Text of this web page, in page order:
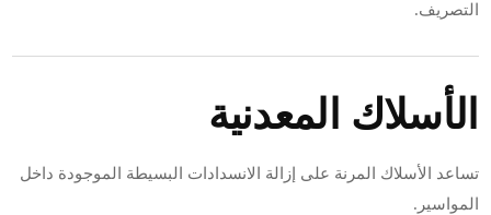
التصريف.
الأسلاك المعدنية
تساعد الأسلاك المرنة على إزالة الانسدادات البسيطة الموجودة داخل
المواسير.